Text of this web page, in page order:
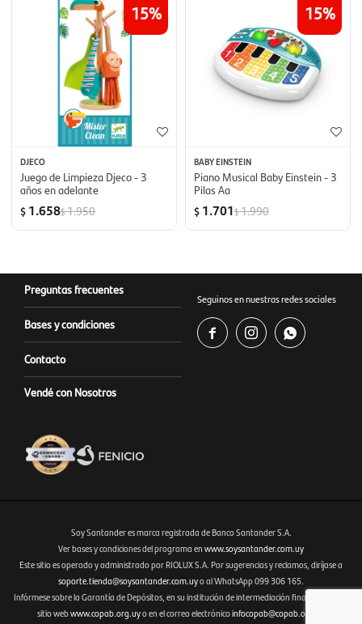
15
DJECO
Juego de Limpieza Djeco - 3
años en adelante
$ 1.658$1.950
15
BABY EINSTEIN
Piano Musical Baby Einstein - 3
Pilas Aa
$ 1.701$1.990
Preguntas frecuentes
Bases y condiciones
Contacto
Vendé con Nosotros
Seguinos en nuestras redes sociales
  
Fenicio eCommerce Uruguay
Soy Santander es marca registrada de Banco Santander S.A.
Ver bases y condiciones del programa en www.soysantander.com.uy
Este sitio es operado y administrado por RIOLUX S.A. Por sugerencias y reclamos, diríjase a
soporte.tienda@soysantander.com.uyo al WhatsApp 099 306 165.
Infórmese sobre la Garantía de Depósitos, en su institución de intermediación financiera, en el
sitio webwww.copab.org.uyo en el correo electrónicoinfocopab@copab.org.uy